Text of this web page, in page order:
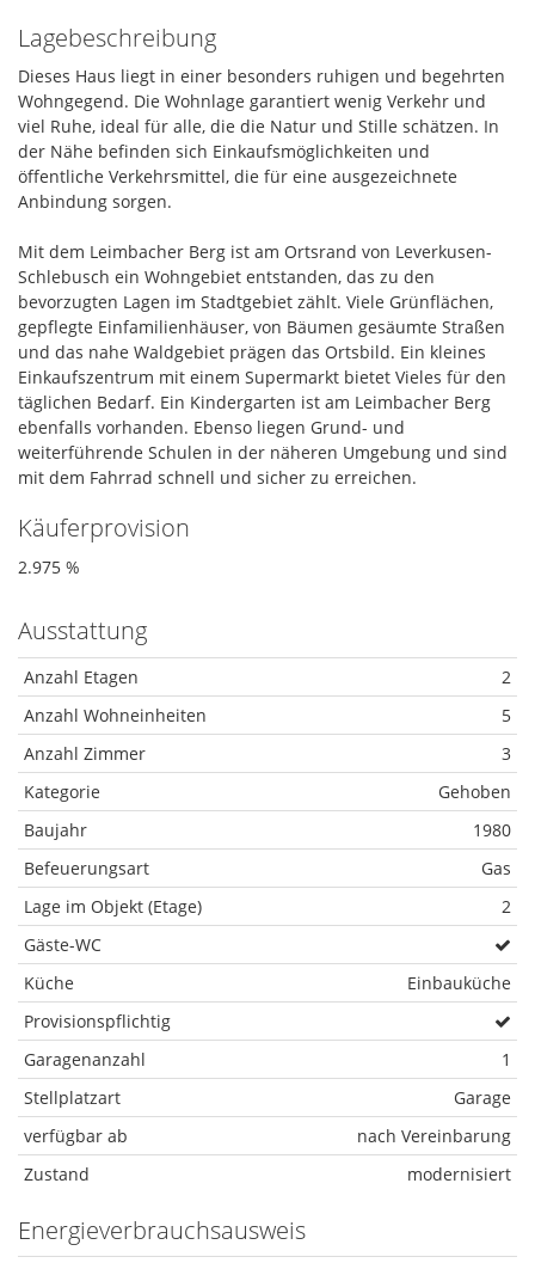
Lagebeschreibung
Dieses Haus liegt in einer besonders ruhigen und begehrten
Wohngegend. Die Wohnlage garantiert wenig Verkehr und
viel Ruhe, ideal für alle, die die Natur und Stille schätzen. In
der Nähe befinden sich Einkaufsmöglichkeiten und
öffentliche Verkehrsmittel, die für eine ausgezeichnete
Anbindung sorgen.
Mit dem Leimbacher Berg ist am Ortsrand von Leverkusen-
Schlebusch ein Wohngebiet entstanden, das zu den
bevorzugten Lagen im Stadtgebiet zählt. Viele Grünflächen,
gepflegte Einfamilienhäuser, von Bäumen gesäumte Straßen
und das nahe Waldgebiet prägen das Ortsbild. Ein kleines
Einkaufszentrum mit einem Supermarkt bietet Vieles für den
täglichen Bedarf. Ein Kindergarten ist am Leimbacher Berg
ebenfalls vorhanden. Ebenso liegen Grund- und
weiterführende Schulen in der näheren Umgebung und sind
mit dem Fahrrad schnell und sicher zu erreichen.
Käuferprovision
2.975 %
Ausstattung
Anzahl Etagen
2
Anzahl Wohneinheiten
5
Anzahl Zimmer
3
Kategorie
Gehoben
Baujahr
1980
Befeuerungsart
Gas
Lage im Objekt (Etage)
2
Gäste-WC
Küche
Einbauküche
Provisionspflichtig
Garagenanzahl
1
Stellplatzart
Garage
verfügbar ab
nach Vereinbarung
Zustand
modernisiert
Energieverbrauchsausweis